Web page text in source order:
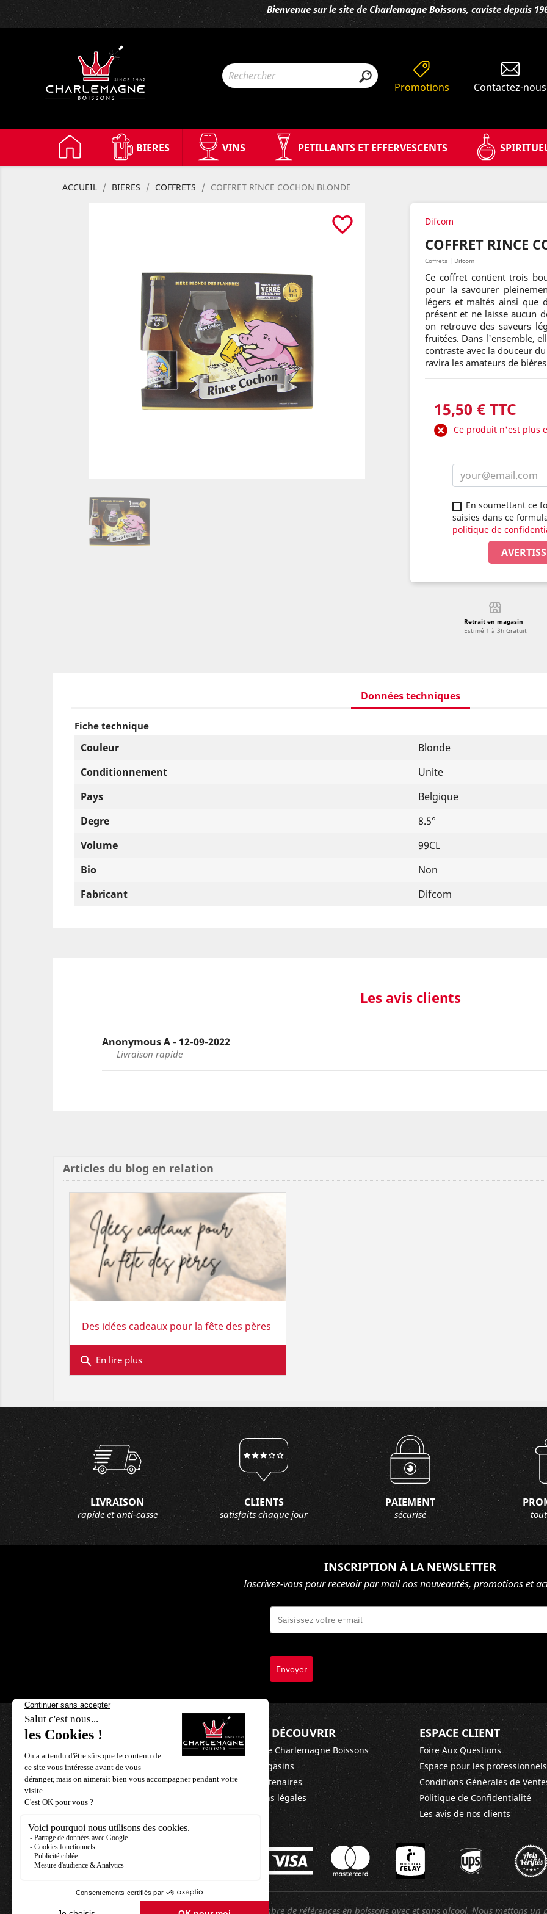
Bienvenue sur le site de Charlemagne Boissons, caviste depuis
BIERES VINS PETILLANTS ET EFFERVESCENTS
Promotions Contactez-nous
ACCUEIL BIERES COFFRETS COFFRET RINCE COCHON BLONDE
favorite_border Difcom
COFFRET RINCE
Coffrets | Difcom
Ce coffret contient trois
pour la savourer
légers et maltés ainsi que
présent et ne laisse aucun
on retrouve des saveurs
fruitées. Dans l'ensemble,
contraste avec la douceur
ravira les amateurs de
15,50 € TTC
Ce produit n'est plus
En soumettant ce
saisies dans ce
politique de
Retrait en magasin
Estimé 1 à 3h Gratuit
Données techniques
Fiche technique
Couleur
Blonde
Conditionnement
Unite
Pays
Belgique
Degre
8.5°
Volume
99CL
Bio
Non
Fabricant
Difcom
Les avis clients
Anonymous A - 12-09-2022
Livraison rapide
Articles du blog en relation
Des idées cadeaux pour la fête des pères
search En lire plus
LIVRAISON
rapide et anti-casse
CLIENTS
satisfaits chaque jour
PAIEMENT
sécurisé
INSCRIPTION À LA NEWSLETTER
Inscrivez-vous pour recevoir par mail nos nouveautés, promotions et
Envoyer
+33 3 21 85 06 40
NOUS DÉCOUVRIR
L'équipe Charlemagne Boissons
Nos magasins
Nos partenaires
Mentions légales
ESPACE CLIENT
Foire Aux Questions
Espace pour les professionnels
Conditions Générales de
Politique de Confidentialité
Les avis de nos clients
Nous vous proposons un grand nombre de références en boissons avec et sans alcool. Nous mettons